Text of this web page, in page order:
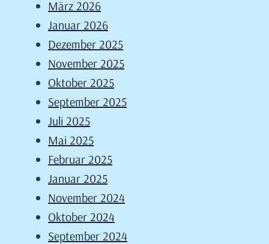
März 2026
Januar 2026
Dezember 2025
November 2025
Oktober 2025
September 2025
Juli 2025
Mai 2025
Februar 2025
Januar 2025
November 2024
Oktober 2024
September 2024